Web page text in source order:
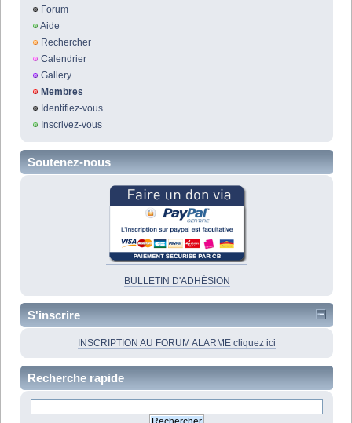
Forum
Aide
Rechercher
Calendrier
Gallery
Membres
Identifiez-vous
Inscrivez-vous
Soutenez-nous
BULLETIN D'ADHÉSION
S'inscrire
INSCRIPTION AU FORUM ALARME cliquez ici
Recherche rapide